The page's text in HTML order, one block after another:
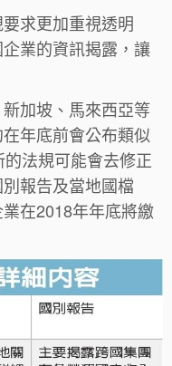
求更加重視透明
業的資訊揭露，讓
加坡、馬來西亞等
年底前會公布類似
法規可能會去修正
報告及當地國檔
在2018年年底將繳